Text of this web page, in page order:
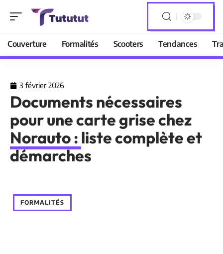
Couverture Formalités Scooters Tendances
3 février 2026
Documents nécessaires
pour une carte grise chez
Norauto : liste complète et
démarches
FORMALITÉS